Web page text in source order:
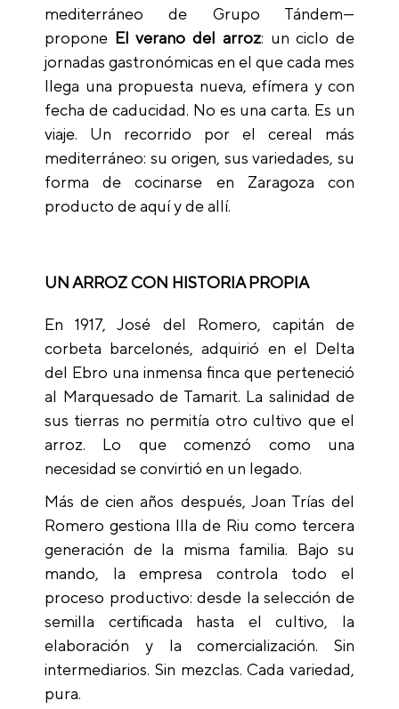
mediterráneo de Grupo Tándem—
propone El verano del arroz: un ciclo de
jornadas gastronómicas en el que cada mes
llega una propuesta nueva, efímera y con
fecha de caducidad. No es una carta. Es un
viaje. Un recorrido por el cereal más
mediterráneo: su origen, sus variedades, su
forma de cocinarse en Zaragoza con
producto de aquí y de allí.
UN ARROZ CON HISTORIA PROPIA
En 1917, José del Romero, capitán de
corbeta barcelonés, adquirió en el Delta
del Ebro una inmensa finca que perteneció
al Marquesado de Tamarit. La salinidad de
sus tierras no permitía otro cultivo que el
arroz. Lo que comenzó como una
necesidad se convirtió en un legado.
Más de cien años después, Joan Trías del
Romero gestiona Illa de Riu como tercera
generación de la misma familia. Bajo su
mando, la empresa controla todo el
proceso productivo: desde la selección de
semilla certificada hasta el cultivo, la
elaboración y la comercialización. Sin
intermediarios. Sin mezclas. Cada variedad,
pura.